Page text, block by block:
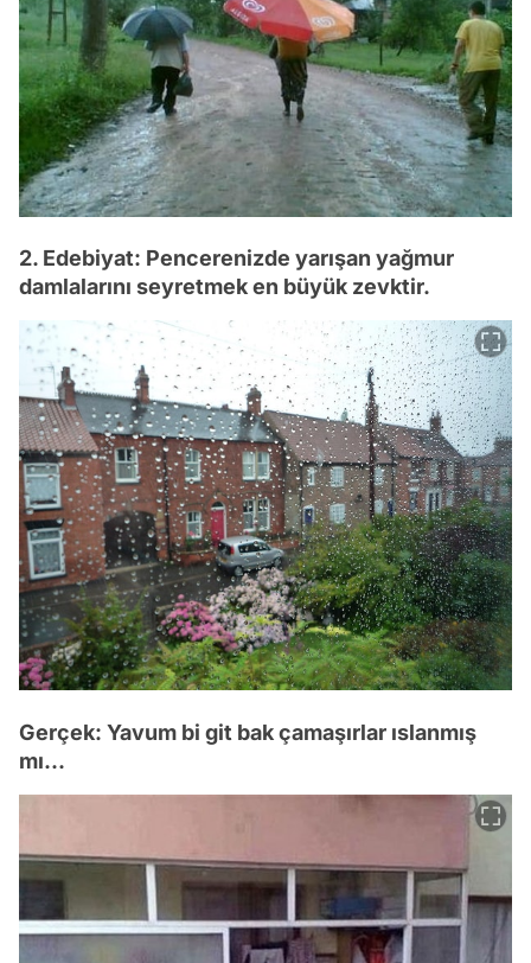
2. Edebiyat: Pencerenizde yarışan yağmur
damlalarını seyretmek en büyük zevktir.
Gerçek: Yavum bi git bak çamaşırlar ıslanmış
mı...